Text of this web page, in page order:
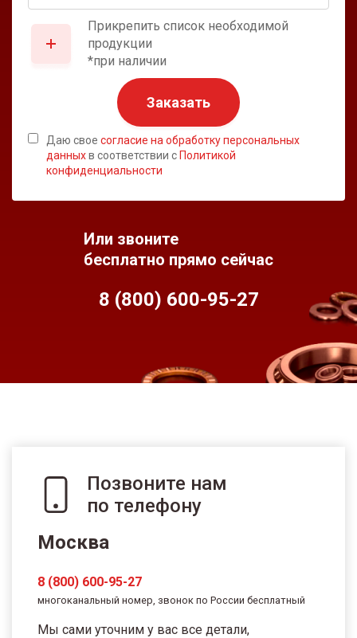
Прикрепить список необходимой
продукции
*при наличии
Заказать
Даю свое согласие на обработку персональных
данныхв соответствии с Политикой
конфиденциальности
Или звоните
бесплатно прямо сейчас
8 (800) 600-95-27
Позвоните нам
по телефону
Москва
8 (800) 600-95-27
многоканальный номер, звонок по России бесплатный
Мы сами уточним у вас все детали,